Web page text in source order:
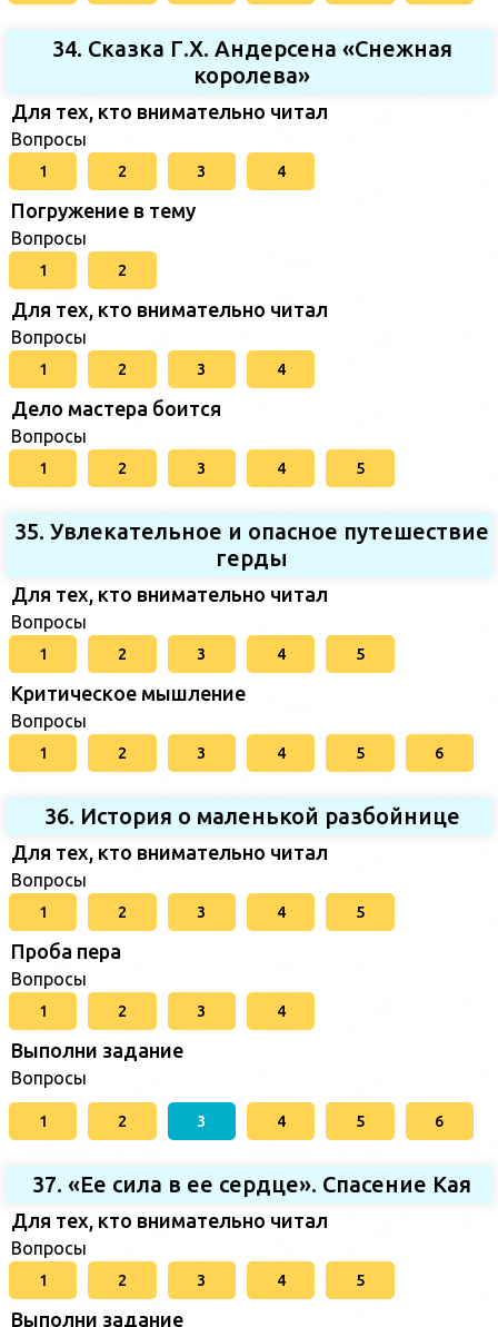
34. Сказка Г.Х. Андерсена «Снежная
королева»
Для тех, кто внимательно читал
Вопросы
1 2 3 4
Погружение в тему
Вопросы
1 2
Для тех, кто внимательно читал
Вопросы
1 2 3 4
Дело мастера боится
Вопросы
1 2 3 4 5
35. Увлекательное и опасное путешествие
герды
Для тех, кто внимательно читал
Вопросы
1 2 3 4 5
Критическое мышление
Вопросы
1 2 3 4 5 6
36. История о маленькой разбойнице
Для тех, кто внимательно читал
Вопросы
1 2 3 4 5
Проба пера
Вопросы
1 2 3 4
Выполни задание
Вопросы
1 2 3 4 5 6
37. «Ее сила в ее сердце». Спасение Кая
Для тех, кто внимательно читал
Вопросы
1 2 3 4 5
Выполни задание